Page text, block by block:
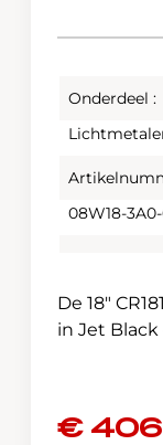
Onderdeel :
08W18-
De 18″
in Jet
€